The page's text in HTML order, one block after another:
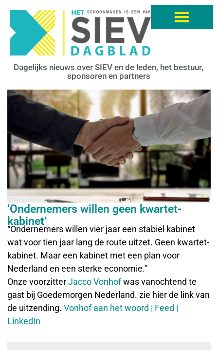
Dagelijks nieuws over SIEV en de leden, het bestuur,
sponsoren en partners
‘Ondernemers willen geen kwartet-
kabinet’
“Ondernemers willen vier jaar een stabiel kabinet
wat voor tien jaar lang de route uitzet. Geen kwartet-
kabinet. Maar een kabinet met een plan voor
Nederland en een sterke economie.”
Onze voorzitterJacco Vonhofwas vanochtend te
gast bij Goedemorgen Nederland. zie hier de link van
de uitzending. Vonhof aan het woord | Feed |
LinkedIn